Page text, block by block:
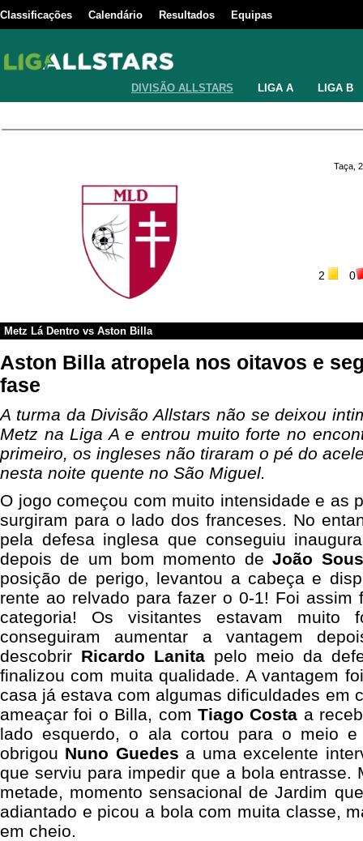
Classificações Calendário Resultados Equipas
DIVISÃO ALLSTARS LIGA A LIGA B
Taça,
2 0
Metz Lá Dentro vs Aston Billa
Aston Billa atropela nos oitavos e
fase
A turma da Divisão Allstars não se deixou
Metz na Liga A e entrou muito forte no
primeiro, os ingleses não tiraram o pé do
nesta noite quente no São Miguel.
O jogo começou com muito intensidade e as
surgiram para o lado dos franceses. No
pela defesa inglesa que conseguiu
depois de um bom momento deJoão
posição de perigo, levantou a cabeça e
rente ao relvado para fazer o 0-1! Foi assim
categoria! Os visitantes estavam
conseguiram aumentar a vantagem
descobrir Ricardo Lanita pelo meio da
finalizou com muita qualidade. A vantagem
casa já estava com algumas dificuldades em
ameaçar foi o Billa, com Tiago Costa a
lado esquerdo, o ala cortou para o meio
obrigou Nuno Guedes a uma excelente
que serviu para impedir que a bola entrasse.
metade, momento sensacional de Jardim
adiantado e picou a bola com muita classe,
em cheio.